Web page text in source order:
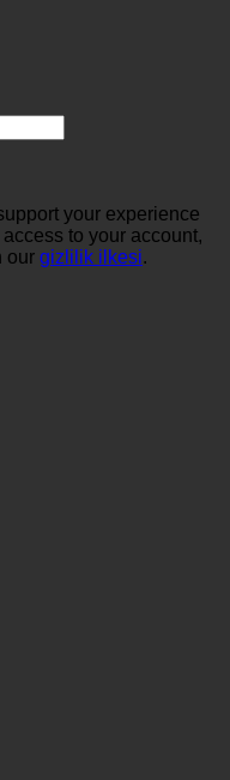
your experience
to your account,
our gizlilik ilkesi.